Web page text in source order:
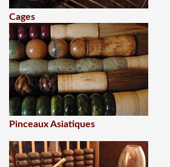
Cages
Pinceaux Asiatiques